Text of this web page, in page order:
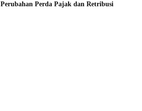
Perubahan Perda Pajak dan Retribusi